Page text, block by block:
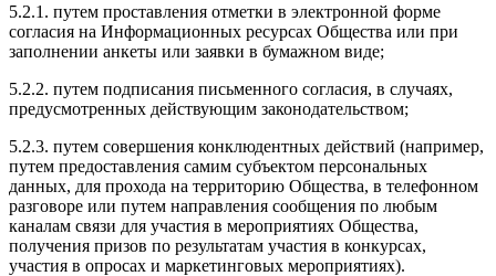
5.2.1. путем проставления отметки в электронной форме
согласия на Информационных ресурсах Общества или при
заполнении анкеты или заявки в бумажном виде;
5.2.2. путем подписания письменного согласия, в случаях,
предусмотренных действующим законодательством;
5.2.3. путем совершения конклюдентных действий (например,
путем предоставления самим субъектом персональных
данных, для прохода на территорию Общества, в телефонном
разговоре или путем направления сообщения по любым
каналам связи для участия в мероприятиях Общества,
получения призов по результатам участия в конкурсах,
участия в опросах и маркетинговых мероприятиях).